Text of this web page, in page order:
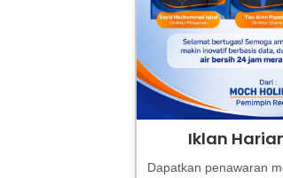
Iklan
Dapatkan penawaran